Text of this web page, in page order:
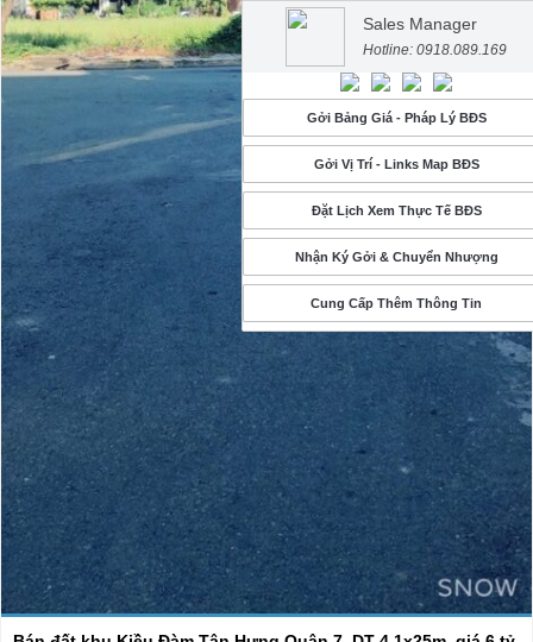
Sales Manager
Hotline: 0918.089.169
Gởi Bảng Giá - Pháp Lý BĐS
Gởi Vị Trí - Links Map BĐS
Đặt Lịch Xem Thực Tế BĐS
Nhận Ký Gởi & Chuyển Nhượng
Cung Cấp Thêm Thông Tin